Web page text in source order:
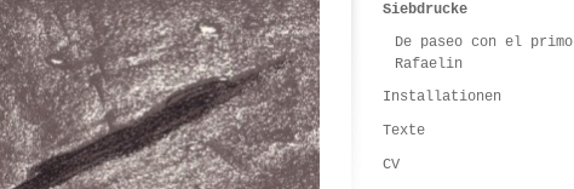
Siebdrucke
De paseo con el primo
Rafaelin
Installationen
Texte
CV